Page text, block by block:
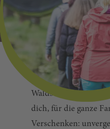
Ob Eintrittskarten,
Waldschnuppern
dich, für die ganze
Verschenken: